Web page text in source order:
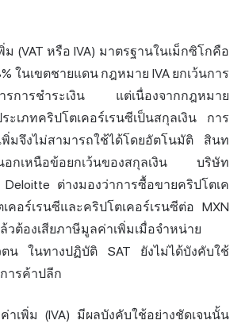
(VAT หรือ IVA) มาตรฐานในเม็กซิโกคือ
ในเขตชายแดน กฎหมาย IVA ยกเว้นการ
ารการชำระเงิน แต่เนื่องจากกฎหมาย
ะเภทคริปโตเคอร์เรนซีเป็นสกุลเงิน การ
พิ่มจึงไม่สามารถใช้ได้โดยอัตโนมัติ สินท
อกเหนือข้อยกเว้นของสกุลเงิน บริษัท
ต่างมองว่าการซื้อขายคริปโตเค
คอร์เรนซีและคริปโตเคอร์เรนซีต่อ MXN
ต้องเสียภาษีมูลค่าเพิ่มเมื่อจำหน่าย
น ในทางปฏิบัติ SAT ยังไม่ได้บังคับใช้
ารค้าปลีก
าเพิ่ม (IVA) มีผลบังคับใช้อย่างชัดเจนนั้น